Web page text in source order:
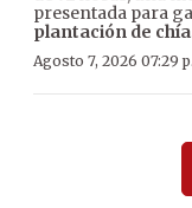
presentada para
plantación de chía
Agosto 7, 2026 07:29